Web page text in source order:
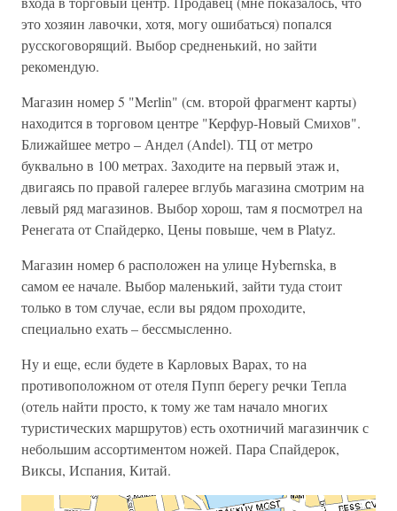
это хозяин лавочки, хотя, могу ошибаться) попался
русскоговорящий. Выбор средненький, но зайти
рекомендую.
Магазин номер 5 "Merlin" (см. второй фрагмент карты)
находится в торговом центре "Керфур-Новый Смихов".
Ближайшее метро – Андел (Andel). ТЦ от метро
буквально в 100 метрах. Заходите на первый этаж и,
двигаясь по правой галерее вглубь магазина смотрим на
левый ряд магазинов. Выбор хорош, там я посмотрел на
Ренегата от Спайдерко, Цены повыше, чем в Platyz.
Магазин номер 6 расположен на улице Hybernska, в
самом ее начале. Выбор маленький, зайти туда стоит
только в том случае, если вы рядом проходите,
специально ехать – бессмысленно.
Ну и еще, если будете в Карловых Варах, то на
противоположном от отеля Пупп берегу речки Тепла
(отель найти просто, к тому же там начало многих
туристических маршрутов) есть охотничий магазинчик с
небольшим ассортиментом ножей. Пара Спайдерок,
Виксы, Испания, Китай.